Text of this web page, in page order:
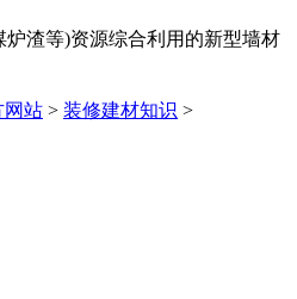
渣等)资源综合利用的新型墙材
网站 > 装修建材知识 >